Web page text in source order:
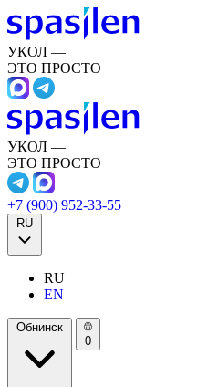
УКОЛ —
ЭТО ПРОСТО
УКОЛ —
ЭТО ПРОСТО
+7 (900) 952-33-55
RU
RU
EN
Обнинск
0